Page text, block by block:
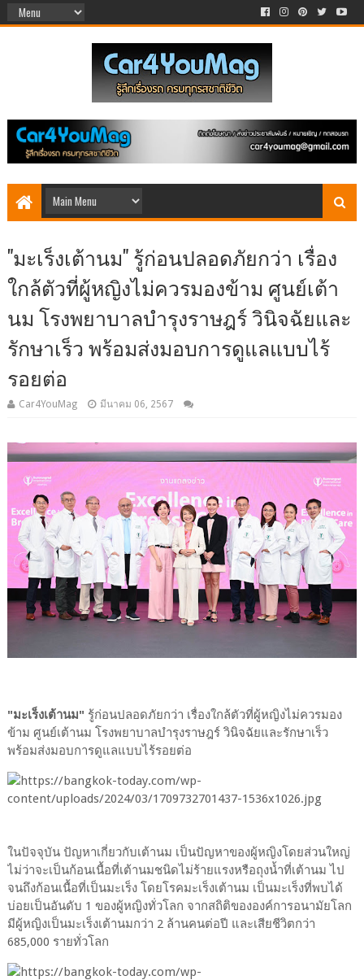
"มะเร็งเต้านม" รู้ก่อนปลอดภัยกว่า เรื่อง
ใกล้ตัวที่ผู้หญิงไม่ควรมองข้าม ศูนย์เต้า
นม โรงพยาบาลบำรุงราษฎร์ วินิจฉัยและ
รักษาเร็ว พร้อมส่งมอบการดูแลแบบไร้
รอยต่อ
Car4YouMag มีนาคม 06, 2567
"มะเร็งเต้านม" รู้ก่อนปลอดภัยกว่า เรื่องใกล้ตัวที่ผู้หญิงไม่ควรมอง
ข้าม ศูนย์เต้านม โรงพยาบาลบำรุงราษฎร์ วินิจฉัยและรักษาเร็ว
พร้อมส่งมอบการดูแลแบบไร้รอยต่อ
ในปัจจุบัน ปัญหาเกี่ยวกับเต้านม เป็นปัญหาของผู้หญิงโดยส่วนใหญ่
ไม่ว่าจะเป็นก้อนเนื้อที่เต้านมชนิดไม่ร้ายแรงหรือถุงน้ำที่เต้านม ไป
จนถึงก้อนเนื้อที่เป็นมะเร็ง โดยโรคมะเร็งเต้านม เป็นมะเร็งที่พบได้
บ่อยเป็นอันดับ 1 ของผู้หญิงทั่วโลก จากสถิติขององค์การอนามัยโลก
มีผู้หญิงเป็นมะเร็งเต้านมกว่า 2 ล้านคนต่อปี และเสียชีวิตกว่า
685,000 รายทั่วโลก